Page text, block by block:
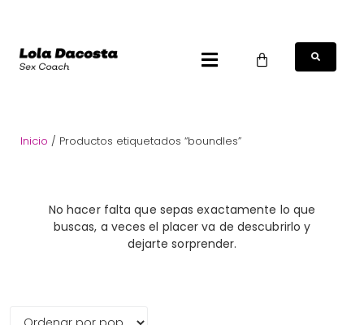
Inicio / Productos etiquetados “boundles”
No hacer falta que sepas exactamente lo que
buscas, a veces el placer va de descubrirlo y
dejarte sorprender.